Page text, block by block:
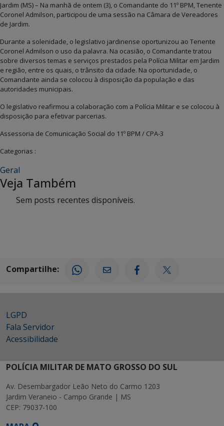
Jardim (MS) – Na manhã de ontem (3), o Comandante do 11º BPM, Tenente
Coronel Admilson, participou de uma sessão na Câmara de Vereadores
de Jardim.
Durante a solenidade, o legislativo jardinense oportunizou ao Tenente
Coronel Admilson o uso da palavra. Na ocasião, o Comandante tratou
sobre diversos temas e serviços prestados pela Polícia Militar em Jardim
e região, entre os quais, o trânsito da cidade. Na oportunidade, o
Comandante ainda se colocou à disposição da população e das
autoridades municipais.
O legislativo reafirmou a colaboração com a Polícia Militar e se colocou à
disposição para efetivar parcerias.
Assessoria de Comunicação Social do 11º BPM / CPA-3
Categorias :
Geral
Veja Também
Sem posts recentes disponíveis.
Compartilhe:
LGPD
Fala Servidor
Acessibilidade
POLÍCIA MILITAR DE MATO GROSSO DO SUL
Av. Desembargador Leão Neto do Carmo 1203
Jardim Veraneio - Campo Grande | MS
CEP: 79037-100